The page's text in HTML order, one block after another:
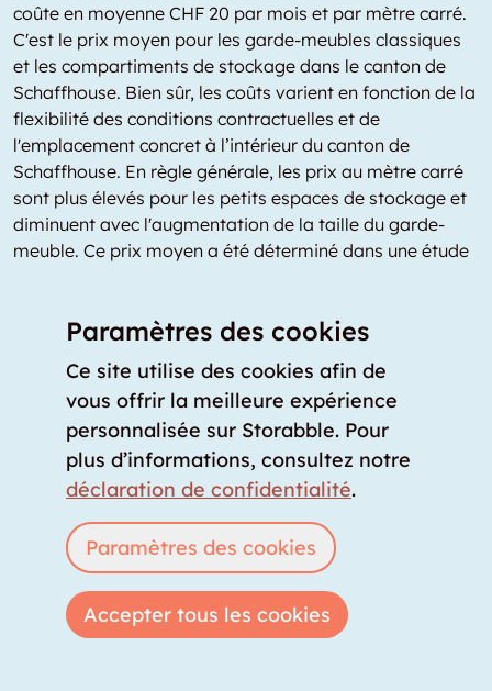
coûte en moyenne CHF 20 par mois et par mètre carré.
C'est le prix moyen pour les garde-meubles classiques
et les compartiments de stockage dans le canton de
Schaffhouse. Bien sûr, les coûts varient en fonction de la
flexibilité des conditions contractuelles et de
l'emplacement concret à l’intérieur du canton de
Schaffhouse. En règle générale, les prix au mètre carré
sont plus élevés pour les petits espaces de stockage et
diminuent avec l'augmentation de la taille du garde-
meuble. Ce prix moyen a été déterminé dans une étude
Tarif self-stockage Canton de
Schaffhouse : combien coûte une
location de box en self-stockage
dans le canton de Schaffhouse?
Une location de box de type self-stockage dans le
canton de Schaffhouse coûte en moyenne CHF 38 par
mois et par mètre carré. C'est le prix moyen pour le self-
stockage dans le canton de Schaffhouse. Les coûts
varient en fonction du taux d'occupation du site de self-
stockage, de l'équipement sur place, de la flexibilité des
Paramètres des cookies
Ce site utilise des cookies afin de
vous offrir la meilleure expérience
personnalisée sur Storabble. Pour
plus d’informations, consultez notre
déclaration de confidentialité.
Paramètres des cookies
Accepter tous les cookies